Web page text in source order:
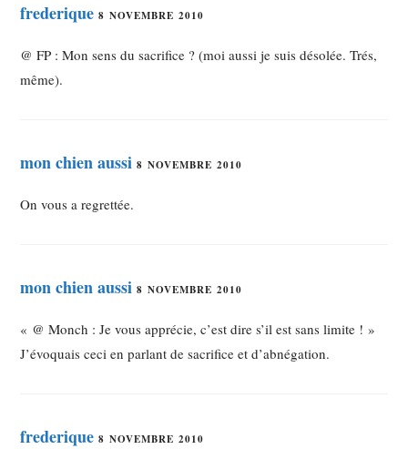
frederique 8 NOVEMBRE 2010
@ FP : Mon sens du sacrifice ? (moi aussi je suis désolée. Trés,
même).
mon chien aussi 8 NOVEMBRE 2010
On vous a regrettée.
mon chien aussi 8 NOVEMBRE 2010
« @ Monch : Je vous apprécie, c’est dire s’il est sans limite ! »
J’évoquais ceci en parlant de sacrifice et d’abnégation.
frederique 8 NOVEMBRE 2010